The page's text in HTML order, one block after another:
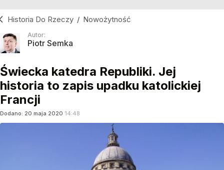
Historia Do Rzeczy / Nowożytność
Autor:
Piotr Semka
Świecka katedra Republiki. Jej
historia to zapis upadku katolickiej
Francji
Dodano: 20 maja 2020 14:48